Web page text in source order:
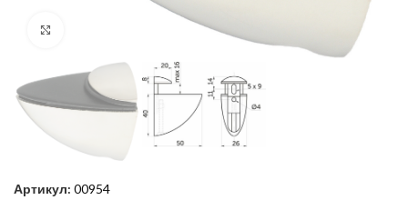
Нажмите, чтобы увеличить
Артикул: 00954